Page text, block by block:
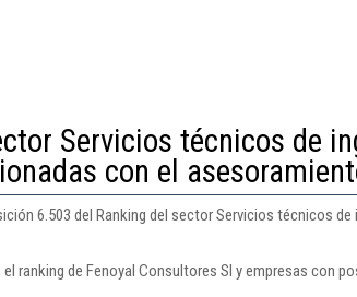
Servicios técnicos de
con el
6.503 del Ranking del sector Servicios técnicos
ranking de Fenoyal Consultores Sl y empresas con